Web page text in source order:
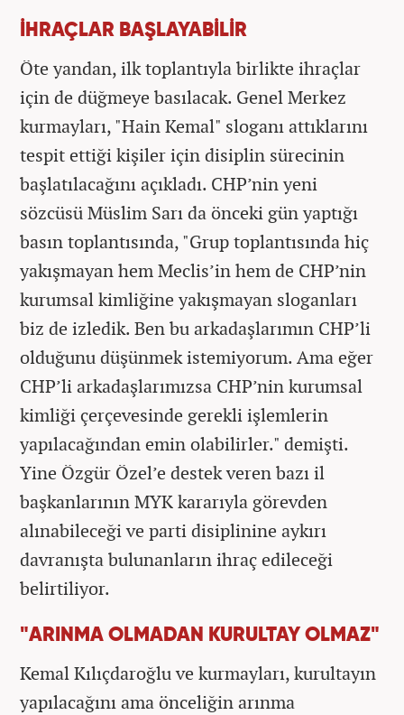
İHRAÇLAR BAŞLAYABİLİR
Öte yandan, ilk toplantıyla birlikte ihraçlar
için de düğmeye basılacak. Genel Merkez
kurmayları, "Hain Kemal" sloganı attıklarını
tespit ettiği kişiler için disiplin sürecinin
başlatılacağını açıkladı. CHP’nin yeni
sözcüsü Müslim Sarı da önceki gün yaptığı
basın toplantısında, "Grup toplantısında hiç
yakışmayan hem Meclis’in hem de CHP’nin
kurumsal kimliğine yakışmayan sloganları
biz de izledik. Ben bu arkadaşlarımın CHP’li
olduğunu düşünmek istemiyorum. Ama eğer
CHP’li arkadaşlarımızsa CHP’nin kurumsal
kimliği çerçevesinde gerekli işlemlerin
yapılacağından emin olabilirler." demişti.
Yine Özgür Özel’e destek veren bazı il
başkanlarının MYK kararıyla görevden
alınabileceği ve parti disiplinine aykırı
davranışta bulunanların ihraç edileceği
belirtiliyor.
"ARINMA OLMADAN KURULTAY OLMAZ"
Kemal Kılıçdaroğlu ve kurmayları, kurultayın
yapılacağını ama önceliğin arınma